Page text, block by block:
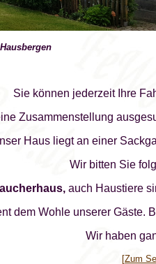
Sie können jederzeit Ihre
Zusammenstellung
Haus liegt an einer
Wir bitten Sie
auch Haustiere
dem Wohle unserer Gäste.
Wir haben
[Zum